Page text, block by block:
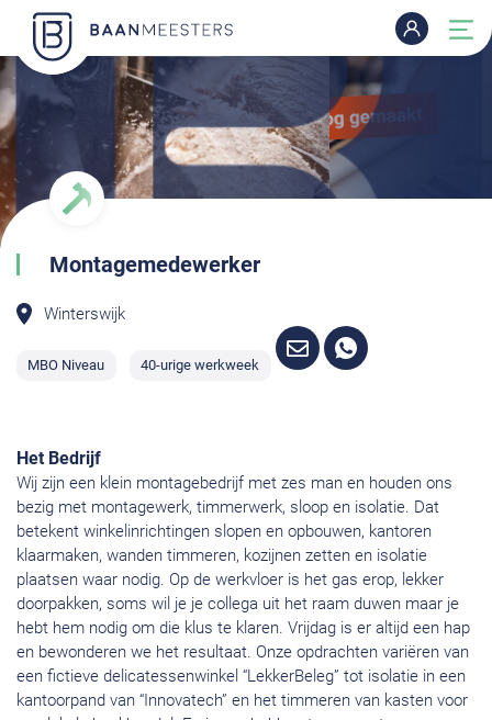
Montagemedewerker
Winterswijk
MBO Niveau 40-urige werkweek
Het Bedrijf
Wij zijn een klein montagebedrijf met zes man en houden ons
bezig met montagewerk, timmerwerk, sloop en isolatie. Dat
betekent winkelinrichtingen slopen en opbouwen, kantoren
klaarmaken, wanden timmeren, kozijnen zetten en isolatie
plaatsen waar nodig. Op de werkvloer is het gas erop, lekker
doorpakken, soms wil je je collega uit het raam duwen maar je
hebt hem nodig om die klus te klaren. Vrijdag is er altijd een hap
en bewonderen we het resultaat. Onze opdrachten variëren van
een fictieve delicatessenwinkel “LekkerBeleg” tot isolatie in een
kantoorpand van “Innovatech” en het timmeren van kasten voor